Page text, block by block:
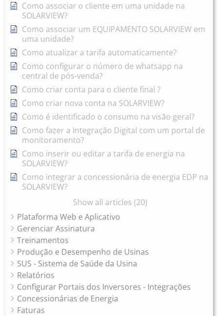
Como associar o cliente em uma unidade na
SOLARVIEW?
Como associar um EQUIPAMENTO SOLARVIEW em
uma unidade?
Como atualizar a tarifa automaticamente?
Como configurar o número de whatsapp na
central de pós-venda?
Como criar conta para o cliente final ?
Como criar nova conta na SOLARVIEW?
Como é identificado o consumo na visão geral?
Como fazer a Integração Digital com um portal de
monitoramento?
Como inserir ou editar a tarifa de energia na
SOLARVIEW?
Como integrar a concessionária de energia EDP na
SOLARVIEW?
Show all articles (20)
Plataforma Web e Aplicativo
Gerenciar Assinatura
Treinamentos
Produção e Desempenho de Usinas
SUS - Sistema de Saúde da Usina
Relatórios
Configurar Portais dos Inversores - Integrações
Concessionárias de Energia
Faturas